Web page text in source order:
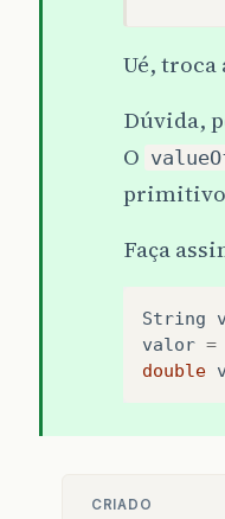
Ué,
Dúvida,
O
primitivo
Faça
String
valor =
double
CRIADO